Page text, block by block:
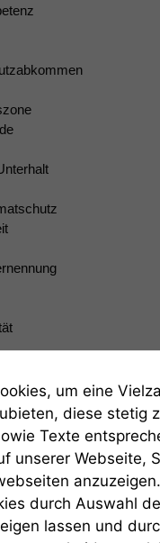
um eine
diese stetig
Texte
unserer Webseite,
durch Auswahl
lassen und